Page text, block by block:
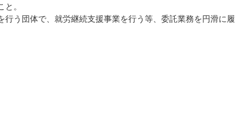
。
行う団体で、就労継続支援事業を行う等、委託業務を円滑に